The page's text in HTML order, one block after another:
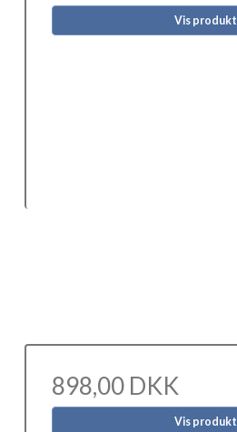
Vis produkt
898,00 DKK
Vis produkt